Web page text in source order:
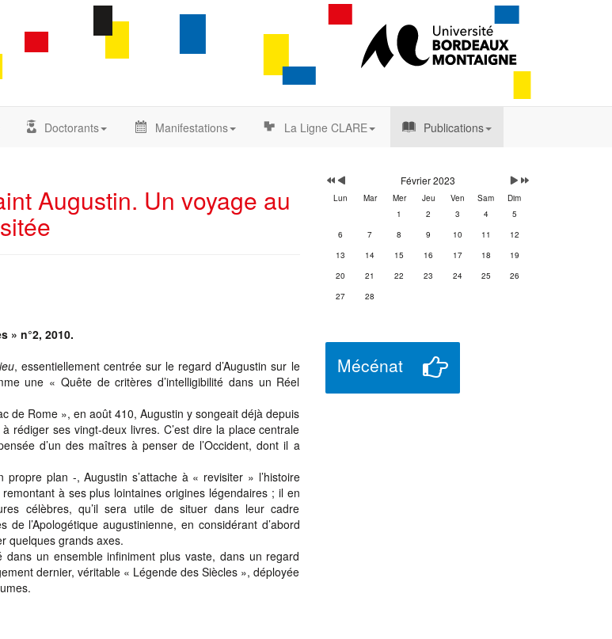
Doctorants Manifestations La Ligne CLARE Publications
Augustin. Un voyage au
» n°2, 2010.
, essentiellement centrée sur le regard d’Augustin sur le
une « Quête de critères d’intelligibilité dans un Réel
de Rome », en août 410, Augustin y songeait déjà depuis
rédiger ses vingt-deux livres. C’est dire la place centrale
d’un des maîtres à penser de l’Occident, dont il a
plan -, Augustin s’attache à « revisiter » l’histoire
à ses plus lointaines origines légendaires ; il en
célèbres, qu’il sera utile de situer dans leur cadre
l’Apologétique augustinienne, en considérant d’abord
quelques grands axes.
un ensemble infiniment plus vaste, dans un regard
dernier, véritable « Légende des Siècles », déployée
Février 2023
Lun Mar Mer Jeu Ven Sam
Dim
1
2 3 4
5
6
7 8 9 10 11
12
13
14 15 16 17 18
19
20
21 22 23 24 25
26
27
28
Mécénat